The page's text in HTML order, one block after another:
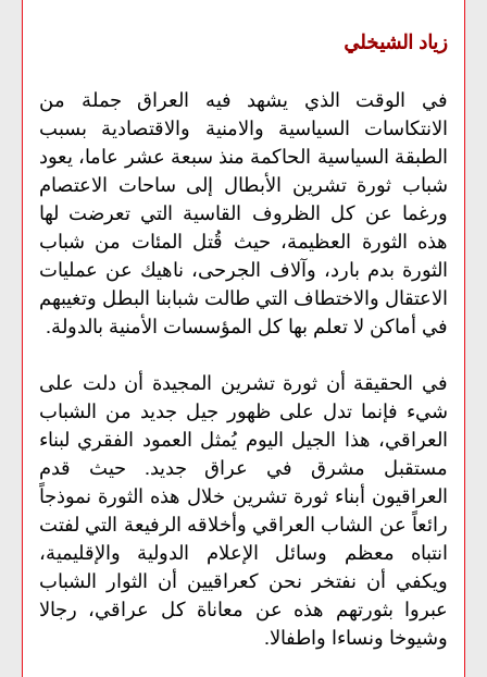
زياد الشيخلي
في الوقت الذي يشهد فيه العراق جملة من
الانتكاسات السياسية والامنية والاقتصادية بسبب
الطبقة السياسية الحاكمة منذ سبعة عشر عاما، يعود
شباب ثورة تشرين الأبطال إلى ساحات الاعتصام
ورغما عن كل الظروف القاسية التي تعرضت لها
هذه الثورة العظيمة، حيث قُتل المئات من شباب
الثورة بدم بارد، وآلاف الجرحى، ناهيك عن عمليات
الاعتقال والاختطاف التي طالت شبابنا البطل وتغيبهم
في أماكن لا تعلم بها كل المؤسسات الأمنية بالدولة.
في الحقيقة أن ثورة تشرين المجيدة أن دلت على
شيء فإنما تدل على ظهور جيل جديد من الشباب
العراقي، هذا الجيل اليوم يُمثل العمود الفقري لبناء
مستقبل مشرق في عراق جديد. حيث قدم
العراقيون أبناء ثورة تشرين خلال هذه الثورة نموذجاً
رائعاً عن الشاب العراقي وأخلاقه الرفيعة التي لفتت
انتباه معظم وسائل الإعلام الدولية والإقليمية،
ويكفي أن نفتخر نحن كعراقيين أن الثوار الشباب
عبروا بثورتهم هذه عن معاناة كل عراقي، رجالا
وشيوخا ونساءا واطفالا.